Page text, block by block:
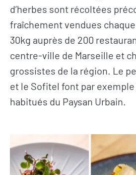
d’herbes sont récoltées
fraîchement vendues
30kg auprès de 200
centre-ville de Marseille et
grossistes de la région. Le
et le Sofitel font par
habitués du Paysan Urbain.